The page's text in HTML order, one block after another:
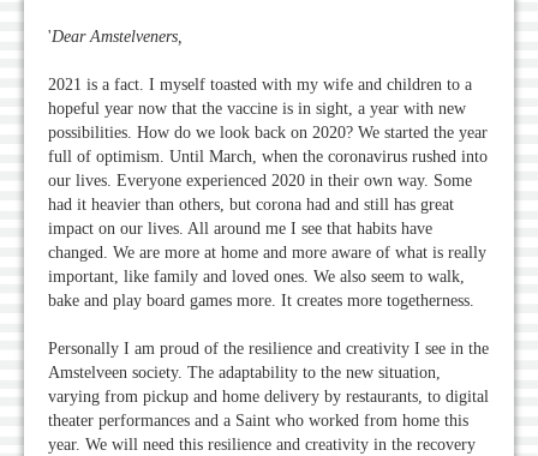
'Dear Amstelveners,
2021 is a fact. I myself toasted with my wife and children to a
hopeful year now that the vaccine is in sight, a year with new
possibilities. How do we look back on 2020? We started the year
full of optimism. Until March, when the coronavirus rushed into
our lives. Everyone experienced 2020 in their own way. Some
had it heavier than others, but corona had and still has great
impact on our lives. All around me I see that habits have
changed. We are more at home and more aware of what is really
important, like family and loved ones. We also seem to walk,
bake and play board games more. It creates more togetherness.
Personally I am proud of the resilience and creativity I see in the
Amstelveen society. The adaptability to the new situation,
varying from pickup and home delivery by restaurants, to digital
theater performances and a Saint who worked from home this
year. We will need this resilience and creativity in the recovery